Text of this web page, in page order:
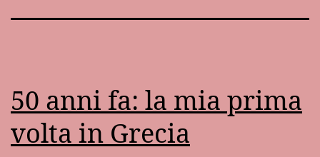
50 anni fa: la mia prima
volta in Grecia